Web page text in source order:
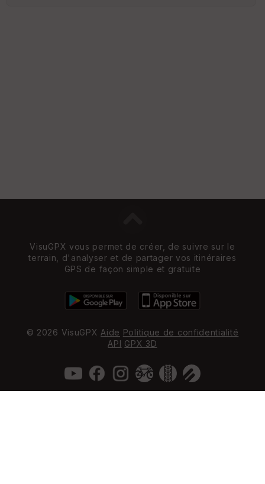
VisuGPX vous permet de créer, de suivre sur le
terrain, d'analyser et de partager vos itinéraires
GPS de façon simple et gratuite
© 2026 VisuGPX Aide Politique de confidentialité
API GPX 3D